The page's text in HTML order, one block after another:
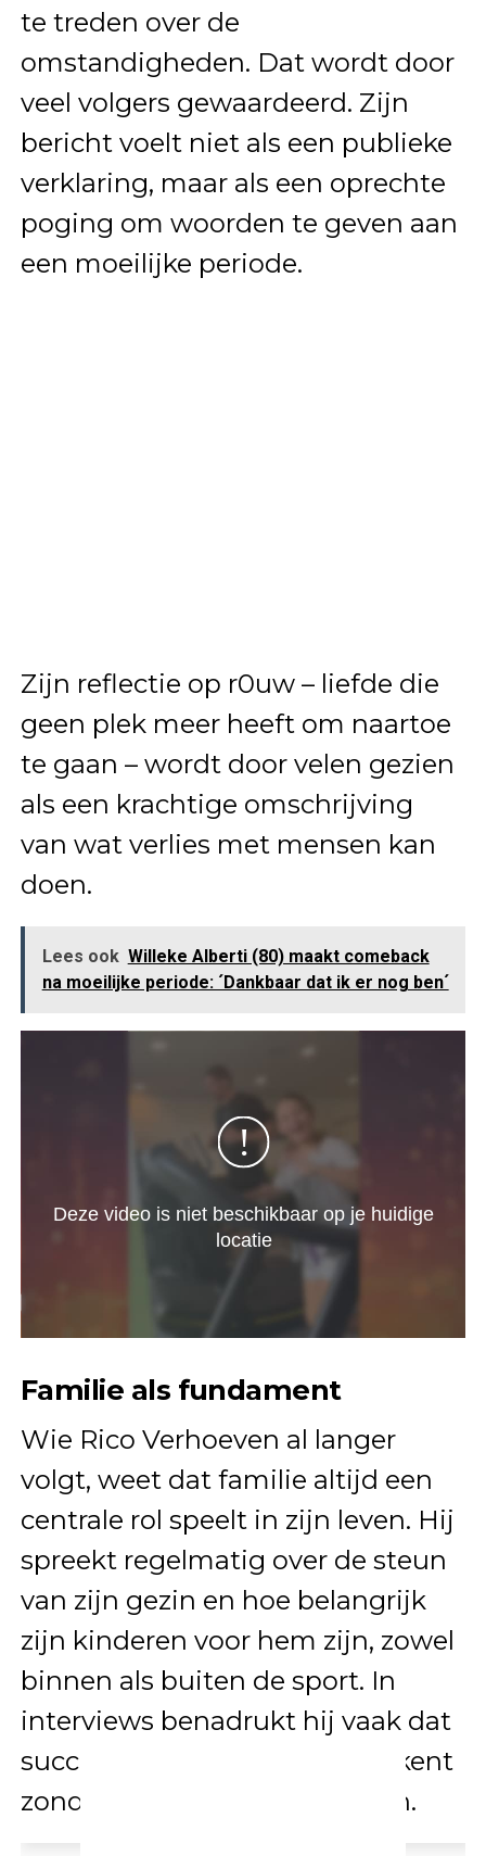
te treden over de
omstandigheden. Dat wordt door
veel volgers gewaardeerd. Zijn
bericht voelt niet als een publieke
verklaring, maar als een oprechte
poging om woorden te geven aan
een moeilijke periode.
Zijn reflectie op r0uw – liefde die
geen plek meer heeft om naartoe
te gaan – wordt door velen gezien
als een krachtige omschrijving
van wat verlies met mensen kan
doen.
Lees ook Willeke Alberti (80) maakt comeback
na moeilijke periode: ´Dankbaar dat ik er nog ben´
Familie als fundament
Wie Rico Verhoeven al langer
volgt, weet dat familie altijd een
centrale rol speelt in zijn leven. Hij
spreekt regelmatig over de steun
van zijn gezin en hoe belangrijk
zijn kinderen voor hem zijn, zowel
binnen als buiten de sport. In
interviews benadrukt hij vaak dat
succes in de ring weinig betekent
zonder de mensen om je heen.